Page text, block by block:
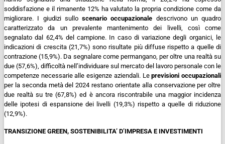
soddisfazione e il rimanente 12% ha valutato la propria condizione come da
migliorare. I giudizi sullo scenario occupazionale descrivono un quadro
caratterizzato da un prevalente mantenimento dei livelli, così come
segnalato dal 62,4% del campione. In caso di variazione degli organici, le
indicazioni di crescita (21,7%) sono risultate più diffuse rispetto a quelle di
contrazione (15,9%). Da segnalare come permangano, per oltre una realtà su
due (57,6%), difficoltà nell’individuare sul mercato del lavoro personale con le
competenze necessarie alle esigenze aziendali. Leprevisioni occupazionali
per la seconda metà del 2024 restano orientate alla conservazione per oltre
due realtà su tre (67,8%) ed è ancora riscontrabile una maggior incidenza
delle ipotesi di espansione dei livelli (19,3%) rispetto a quelle di riduzione
(12,9%).
TRANSIZIONE GREEN, SOSTENIBILITA’ D’IMPRESA E INVESTIMENTI